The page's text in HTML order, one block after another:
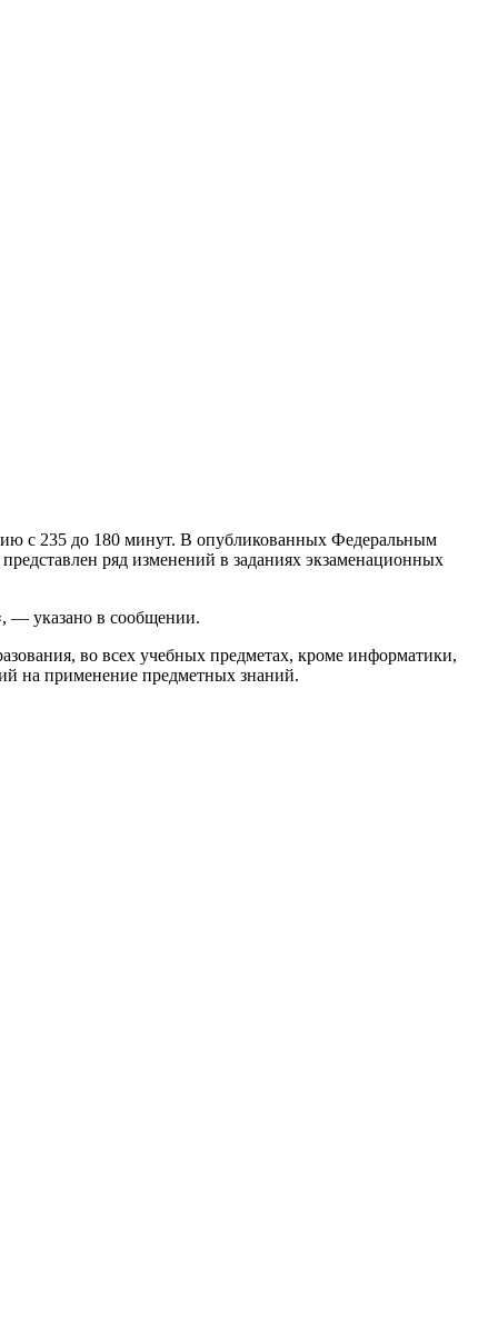
с 235 до 180 минут. В опубликованных Федеральным
ряд изменений в заданиях экзаменационных
— указано в сообщении.
во всех учебных предметах, кроме информатики,
на применение предметных знаний.